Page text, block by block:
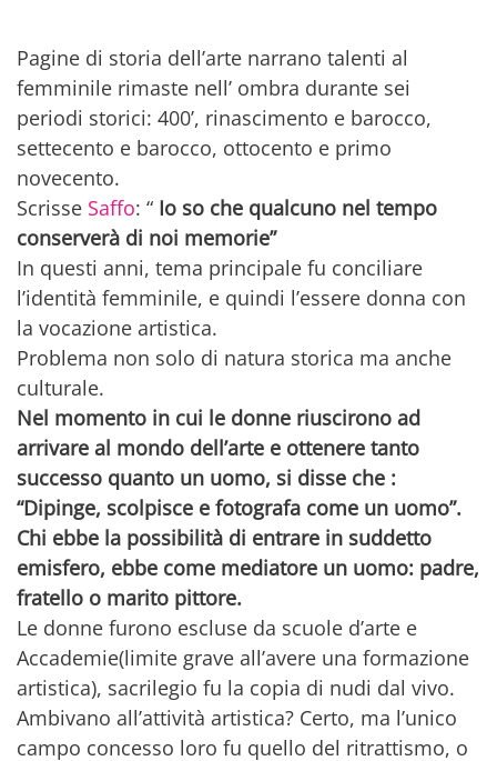
Pagine di storia dell’arte narrano talenti al
femminile rimaste nell’ ombra durante sei
periodi storici: 400’, rinascimento e barocco,
settecento e barocco, ottocento e primo
novecento.
Scrisse Saffo: “ Io so che qualcuno nel tempo
conserverà di noi memorie”
In questi anni, tema principale fu conciliare
l’identità femminile, e quindi l’essere donna con
la vocazione artistica.
Problema non solo di natura storica ma anche
culturale.
Nel momento in cui le donne riuscirono ad
arrivare al mondo dell’arte e ottenere tanto
successo quanto un uomo, si disse che :
“Dipinge, scolpisce e fotografa come un uomo”.
Chi ebbe la possibilità di entrare in suddetto
emisfero, ebbe come mediatore un uomo: padre,
fratello o marito pittore.
Le donne furono escluse da scuole d’arte e
Accademie(limite grave all’avere una formazione
artistica), sacrilegio fu la copia di nudi dal vivo.
Ambivano all’attività artistica? Certo, ma l’unico
campo concesso loro fu quello del ritrattismo, o